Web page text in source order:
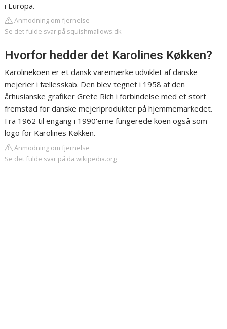
i Europa.
Anmodning om fjernelse
Se det fulde svar på squishmallows.dk
Hvorfor hedder det Karolines Køkken?
Karolinekoen er et dansk varemærke udviklet af danske
mejerier i fællesskab. Den blev tegnet i 1958 af den
århusianske grafiker Grete Rich i forbindelse med et stort
fremstød for danske mejeriprodukter på hjemmemarkedet.
Fra 1962 til engang i 1990'erne fungerede koen også som
logo for Karolines Køkken.
Anmodning om fjernelse
Se det fulde svar på da.wikipedia.org